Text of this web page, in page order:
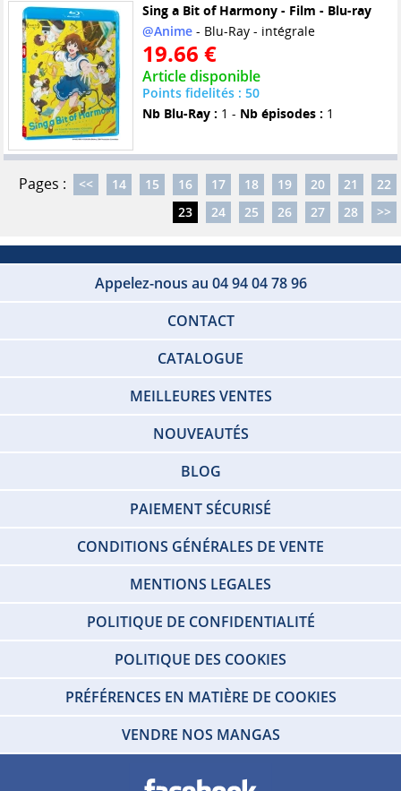
Sing a Bit of Harmony - Film - Blu-ray
@Anime- Blu-Ray - intégrale
19.66 €
Article disponible
Points fidelités : 50
Nb Blu-Ray : 1 - Nb épisodes : 1
Pages : << 14 15 16 17 18 19 20 21
22
23
24 25 26 27 28 >>
Appelez-nous au 04 94 04 78 96
CONTACT
CATALOGUE
MEILLEURES VENTES
NOUVEAUTÉS
BLOG
PAIEMENT SÉCURISÉ
CONDITIONS GÉNÉRALES DE VENTE
MENTIONS LEGALES
POLITIQUE DE CONFIDENTIALITÉ
POLITIQUE DES COOKIES
PRÉFÉRENCES EN MATIÈRE DE COOKIES
VENDRE NOS MANGAS